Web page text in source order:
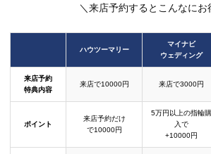
＼来店予約するとこんなにお
ハウツーマリー
マイナビ
ウェディング
来店予約
特典内容
来店で10000円 来店で3000円
ポイント
来店予約だけ
で10000円
5万円以上の指輪購
入で
+10000円